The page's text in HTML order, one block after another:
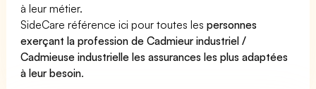
à leur métier.
SideCare référence ici pour toutes lespersonnes
exerçant la profession de Cadmieur industriel /
Cadmieuse industrielle les assurances les plus adaptées
à leur besoin.